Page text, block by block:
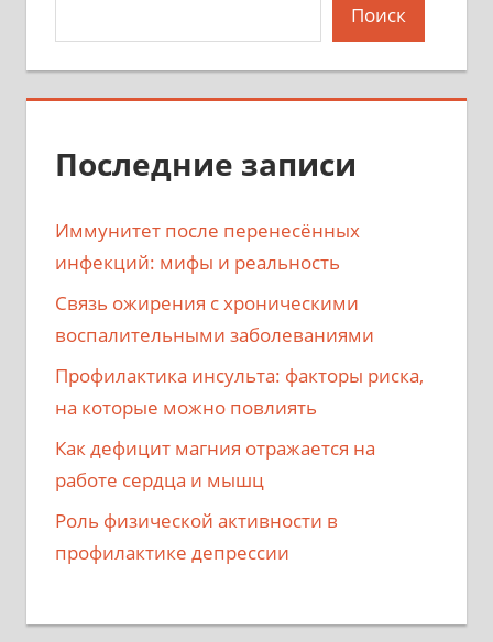
Поиск
Последние записи
Иммунитет после перенесённых
инфекций: мифы и реальность
Связь ожирения с хроническими
воспалительными заболеваниями
Профилактика инсульта: факторы риска,
на которые можно повлиять
Как дефицит магния отражается на
работе сердца и мышц
Роль физической активности в
профилактике депрессии